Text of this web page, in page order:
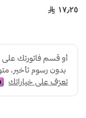
١٧٫٢٥